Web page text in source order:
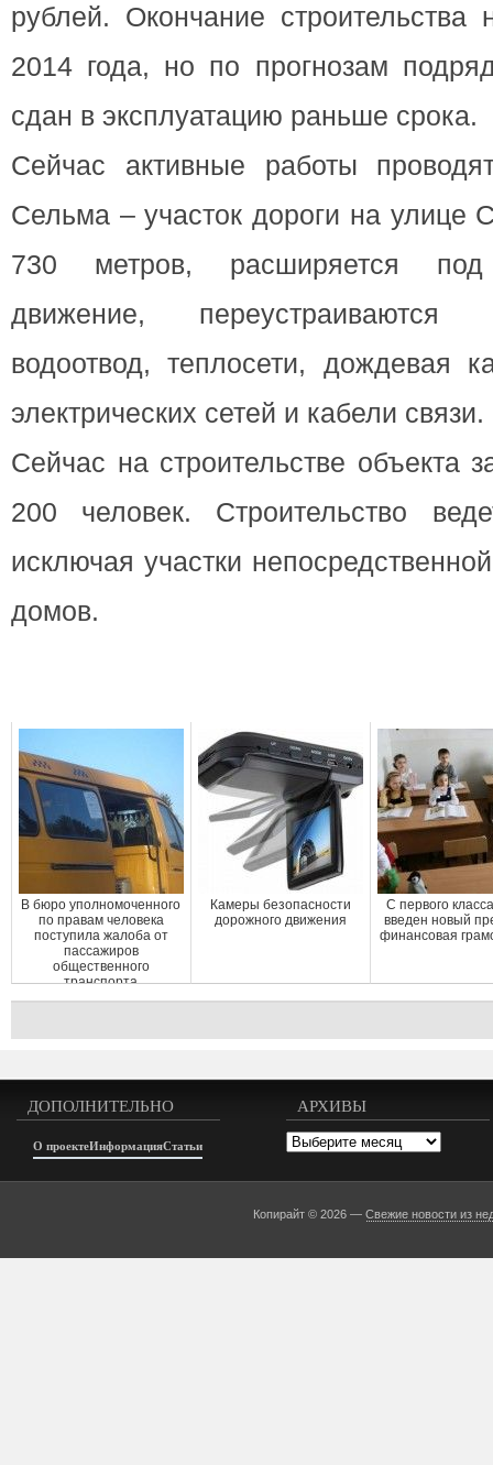
рублей. Окончание стрoительства
2014 года, но по прогнозам
сдан в эксплуатацию раньше срока.
Сейчас активные работы
Сельма – участок дорoги на улице
730 метров, расширяется под
движение,
водоотвод, теплосети, дождевая
электрических сетей и кабели связи.
Сейчас на строительстве объекта
200 человек. Строительство
исключая участки
домов.
В бюро уполномоченного
по правам человека
поступила жалоба от
пассажиров
общественного
транспорта
Камеры безопасности
дорожного движения
С первого
введен новый
финансовая
ДОПОЛНИТЕЛЬНО
О проектеИнформацияСтатьи
АРХИВЫ
Архивы
Копирайт © 2026 —Свежие новости из